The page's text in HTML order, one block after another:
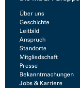
Über uns
Geschichte
Leitbild
Anspruch
Standorte
Mitgliedschaft
Presse
Bekanntmachungen
Jobs & Karriere